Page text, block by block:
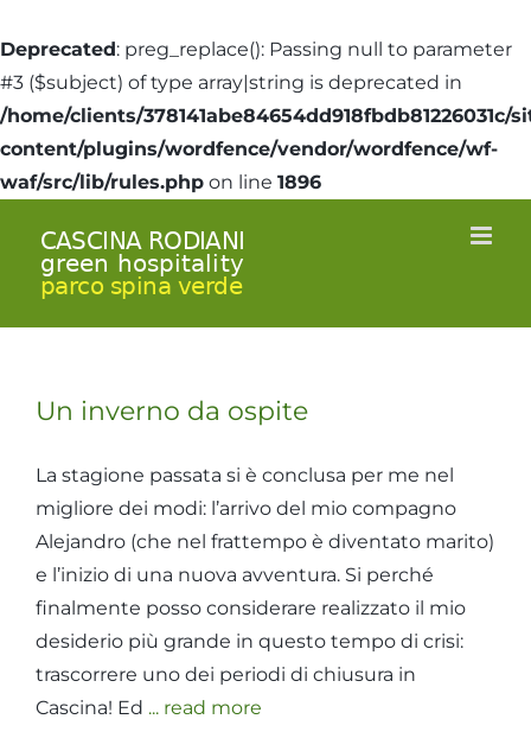
Deprecated: preg_replace(): Passing null to parameter
#3 ($subject) of type array|string is deprecated in
/home/clients/
content/plugins/wordfence/vendor/wordfence/wf-
waf/src/lib/rules.php on line 1896
content
Un inverno da ospite
La stagione passata si è conclusa per me nel
migliore dei modi: l’arrivo del mio compagno
Alejandro (che nel frattempo è diventato marito)
e l’inizio di una nuova avventura. Si perché
finalmente posso considerare realizzato il mio
desiderio più grande in questo tempo di crisi:
trascorrere uno dei periodi di chiusura in
Cascina! Ed ... read more